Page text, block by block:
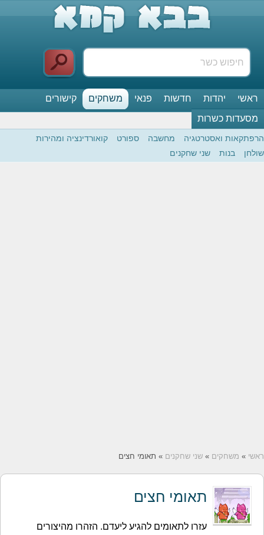
ראשי יהדות חדשות פנאי משחקים
קישורים
מסעדות כשרות
הרפתקאות ואסטרטגיה מחשבה ספורט
קואורדינציה ומהירות
שולחן
בנות שני שחקנים
ראשי » משחקים » שני שחקנים » תאומי חצים
תאומי חצים
עזרו לתאומים להגיע ליעדם. הזהרו מהיצורים